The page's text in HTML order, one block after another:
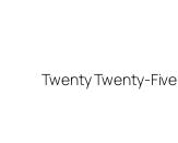
Twenty Twenty-Five